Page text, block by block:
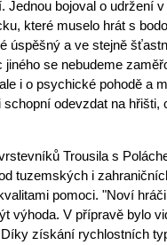
bojoval o udržení v
které muselo hrát s
úspěšný a ve stejně
se nebudeme
i o psychické pohodě a
odevzdat na hřišti,
Trousila s
tuzemských i
pomoci. "Noví
výhoda. V přípravě bylo
získání rychlostních